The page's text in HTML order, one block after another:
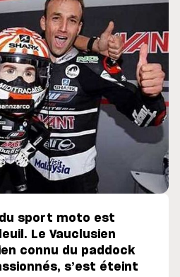
sport moto est
Le Vauclusien
connu du paddock
s’est éteint